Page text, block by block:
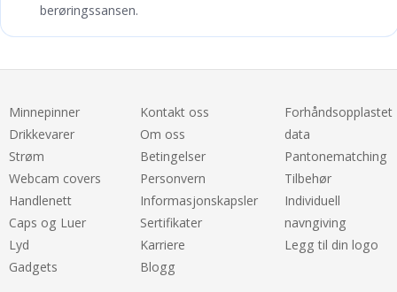
berøringssansen.
Minnepinner
Drikkevarer
Strøm
Webcam covers
Handlenett
Caps og Luer
Lyd
Gadgets
Kontakt oss
Om oss
Betingelser
Personvern
Informasjonskapsler
Sertifikater
Karriere
Blogg
Forhåndsopplastet
data
Pantonematching
Tilbehør
Individuell
navngiving
Legg til din logo